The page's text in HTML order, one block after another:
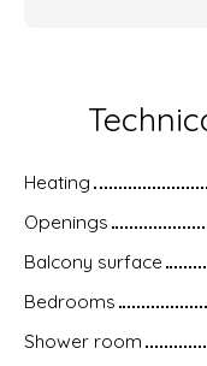
Heating
Openings
Balcony surface
Bedrooms
Shower room